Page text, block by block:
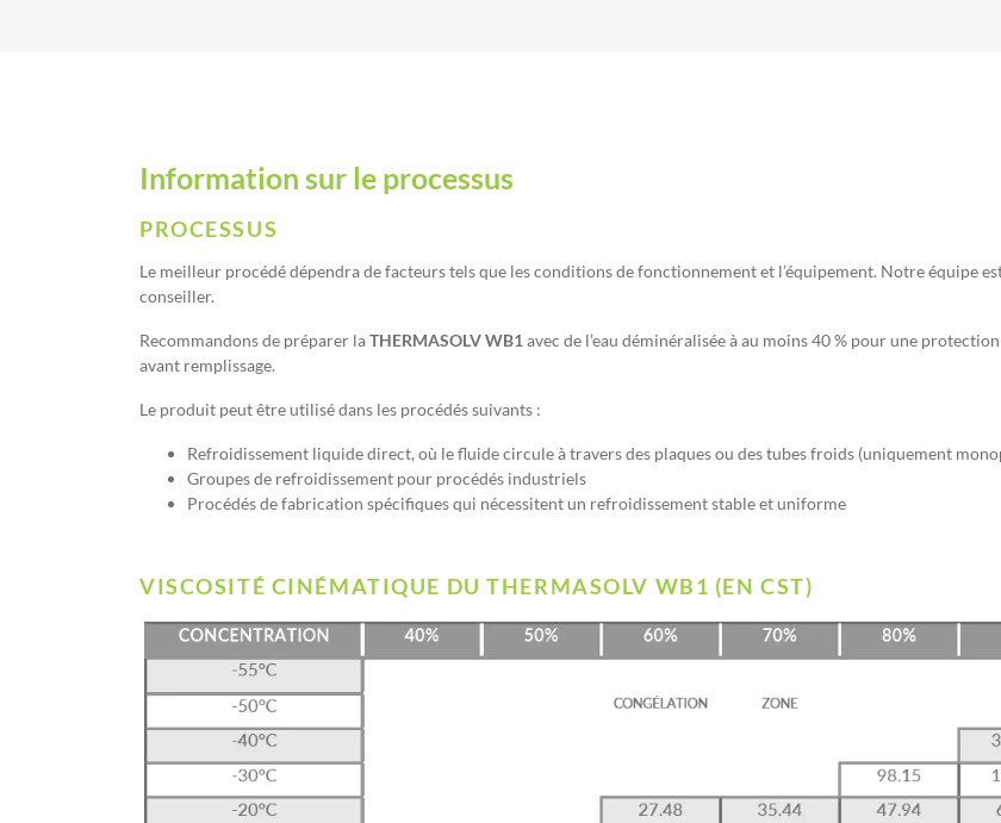
Information sur le processus
PROCESSUS
Le meilleur procédé dépendra de facteurs tels que les conditions de fonctionnement et l’équipement. Notre équipe
conseiller.
Recommandons de préparer laTHERMASOLV WB1 avec de l’eau déminéralisée à au moins 40 % pour une
avant remplissage.
Le produit peut être utilisé dans les procédés suivants :
Refroidissement liquide direct, où le fluide circule à travers des plaques ou des tubes froids (uniquement
Groupes de refroidissement pour procédés industriels
Procédés de fabrication spécifiques qui nécessitent un refroidissement stable et uniforme
VISCOSITÉ CINÉMATIQUE DU THERMASOLV WB1 (EN CST)